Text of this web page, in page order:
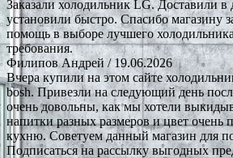
Заказали холодильник LG. Доставили в
установили быстро. Спасибо магазину
помощь в выборе лучшего
требования.
Филипов Андрей / 19.06.2026
Вчера купили на этом сайте
bosh. Привезли на следующий день
очень довольны, как мы хотели
напитки разных размеров и цвет очень
кухню. Советуем данный магазин для
Подписаться на рассылку выгодных